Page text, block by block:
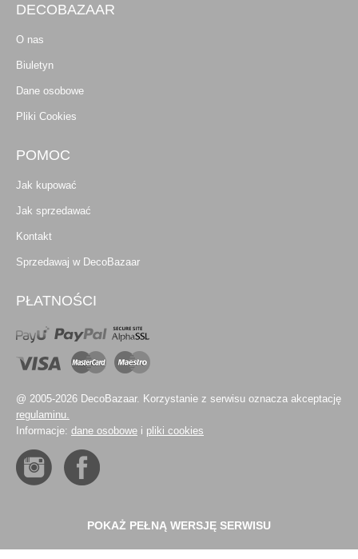
DECOBAZAAR
O nas
Biuletyn
Dane osobowe
Pliki Cookies
POMOC
Jak kupować
Jak sprzedawać
Kontakt
Sprzedawaj w DecoBazaar
PŁATNOŚCI
@ 2005-2026 DecoBazaar. Korzystanie z serwisu oznacza akceptację
regulaminu.
Informacje: dane osobowe i pliki cookies
POKAŻ PEŁNĄ WERSJĘ SERWISU